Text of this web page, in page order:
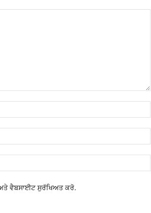
ਵੈਬਸਾਈਟ ਸੁਰੱਖਿਅਤ ਕਰੋ.